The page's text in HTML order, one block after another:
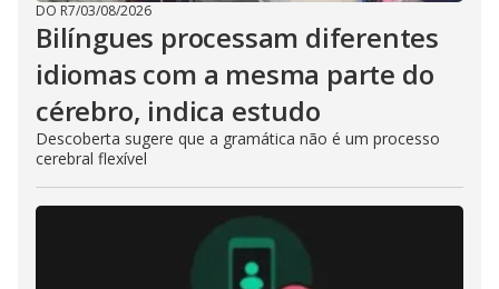
DO R7/03/08/2026
Bilíngues processam diferentes
idiomas com a mesma parte do
cérebro, indica estudo
Descoberta sugere que a gramática não é um processo
cerebral flexível